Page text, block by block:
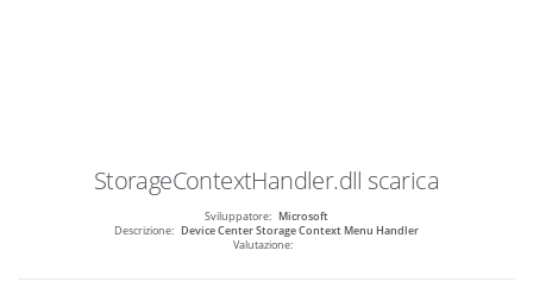
StorageContextHandler.dll scarica
Sviluppatore: Microsoft
Descrizione: Device Center Storage Context Menu Handler
Valutazione: